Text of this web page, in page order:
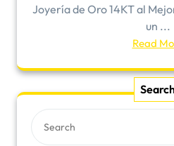
Joyería de Oro 14KT al
un ...
Read